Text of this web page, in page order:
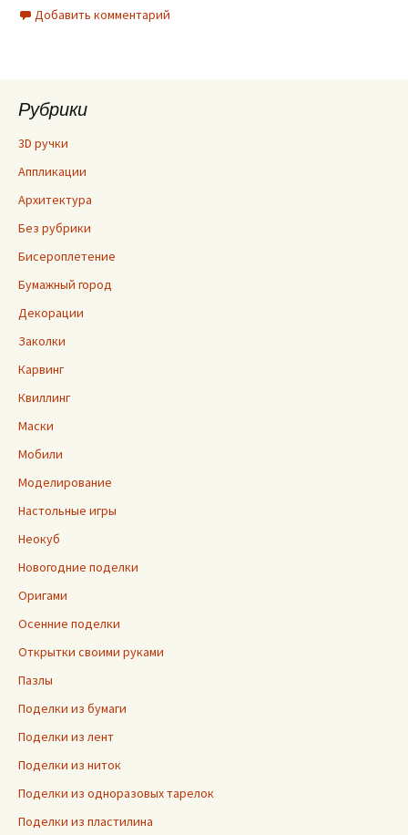
Добавить комментарий
Рубрики
3D ручки
Аппликации
Архитектура
Без рубрики
Бисероплетение
Бумажный город
Декорации
Заколки
Карвинг
Квиллинг
Маски
Мобили
Моделирование
Настольные игры
Неокуб
Новогодние поделки
Оригами
Осенние поделки
Открытки своими руками
Пазлы
Поделки из бумаги
Поделки из лент
Поделки из ниток
Поделки из одноразовых тарелок
Поделки из пластилина